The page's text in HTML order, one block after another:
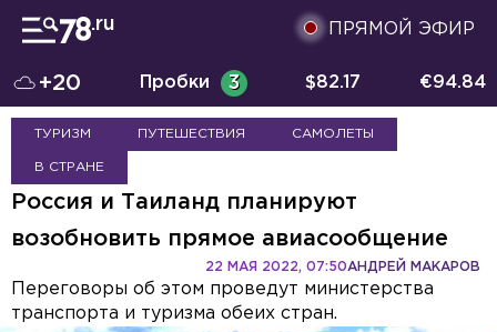
ПРЯМОЙ ЭФИР
+20 Пробки 3 $82.17 €94.84
ТУРИЗМ ПУТЕШЕСТВИЯ САМОЛЕТЫ
В СТРАНЕ
Россия и Таиланд планируют
возобновить прямое авиасообщение
АНДРЕЙ МАКАРОВ
22 МАЯ 2022, 07:50
Переговоры об этом проведут министерства
транспорта и туризма обеих стран.